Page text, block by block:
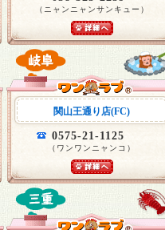
（ニャンニャンサンキュー）
関山王通り店(FC)
0575-21-1125
（ワンワンニャンコ）